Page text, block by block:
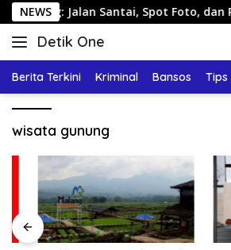
Langsung
ke
konten
NEWS
Jalan Santai, Spot Foto, dan
Detik One
Tajam
Fakta
Berita Terkini Kriminal Bansos Tips
wisata gunung